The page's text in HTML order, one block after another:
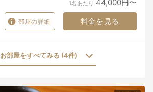
1名あたり 44,000円〜
部屋の詳細 料金を見る
お部屋をすべてみる (4件)